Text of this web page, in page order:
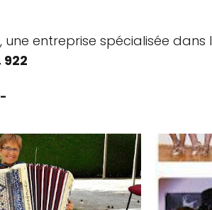
une entreprise spécialisée dans